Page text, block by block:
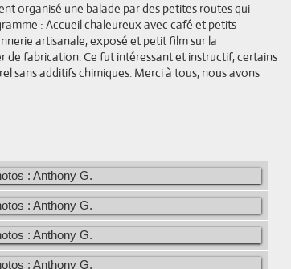
organisé une balade par des petites routes qui
: Accueil chaleureux avec café et petits
artisanale, exposé et petit film sur la
de fabrication. Ce fut intéressant et instructif, certains
sans additifs chimiques. Merci à tous, nous avons